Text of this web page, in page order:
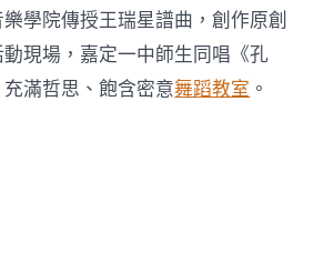
學院傳授王瑞星譜曲，創作原創
現場，嘉定一中師生同唱《孔
滿哲思、飽含密意舞蹈教室 。